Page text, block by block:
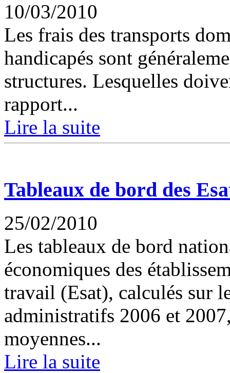
10/03/2010
Les frais des transports
handicapés sont
structures. Lesquelles
rapport...
Lire la suite
Tableaux de bord des
25/02/2010
Les tableaux de bord
économiques des
travail (Esat), calculés sur
administratifs 2006 et
moyennes...
Lire la suite